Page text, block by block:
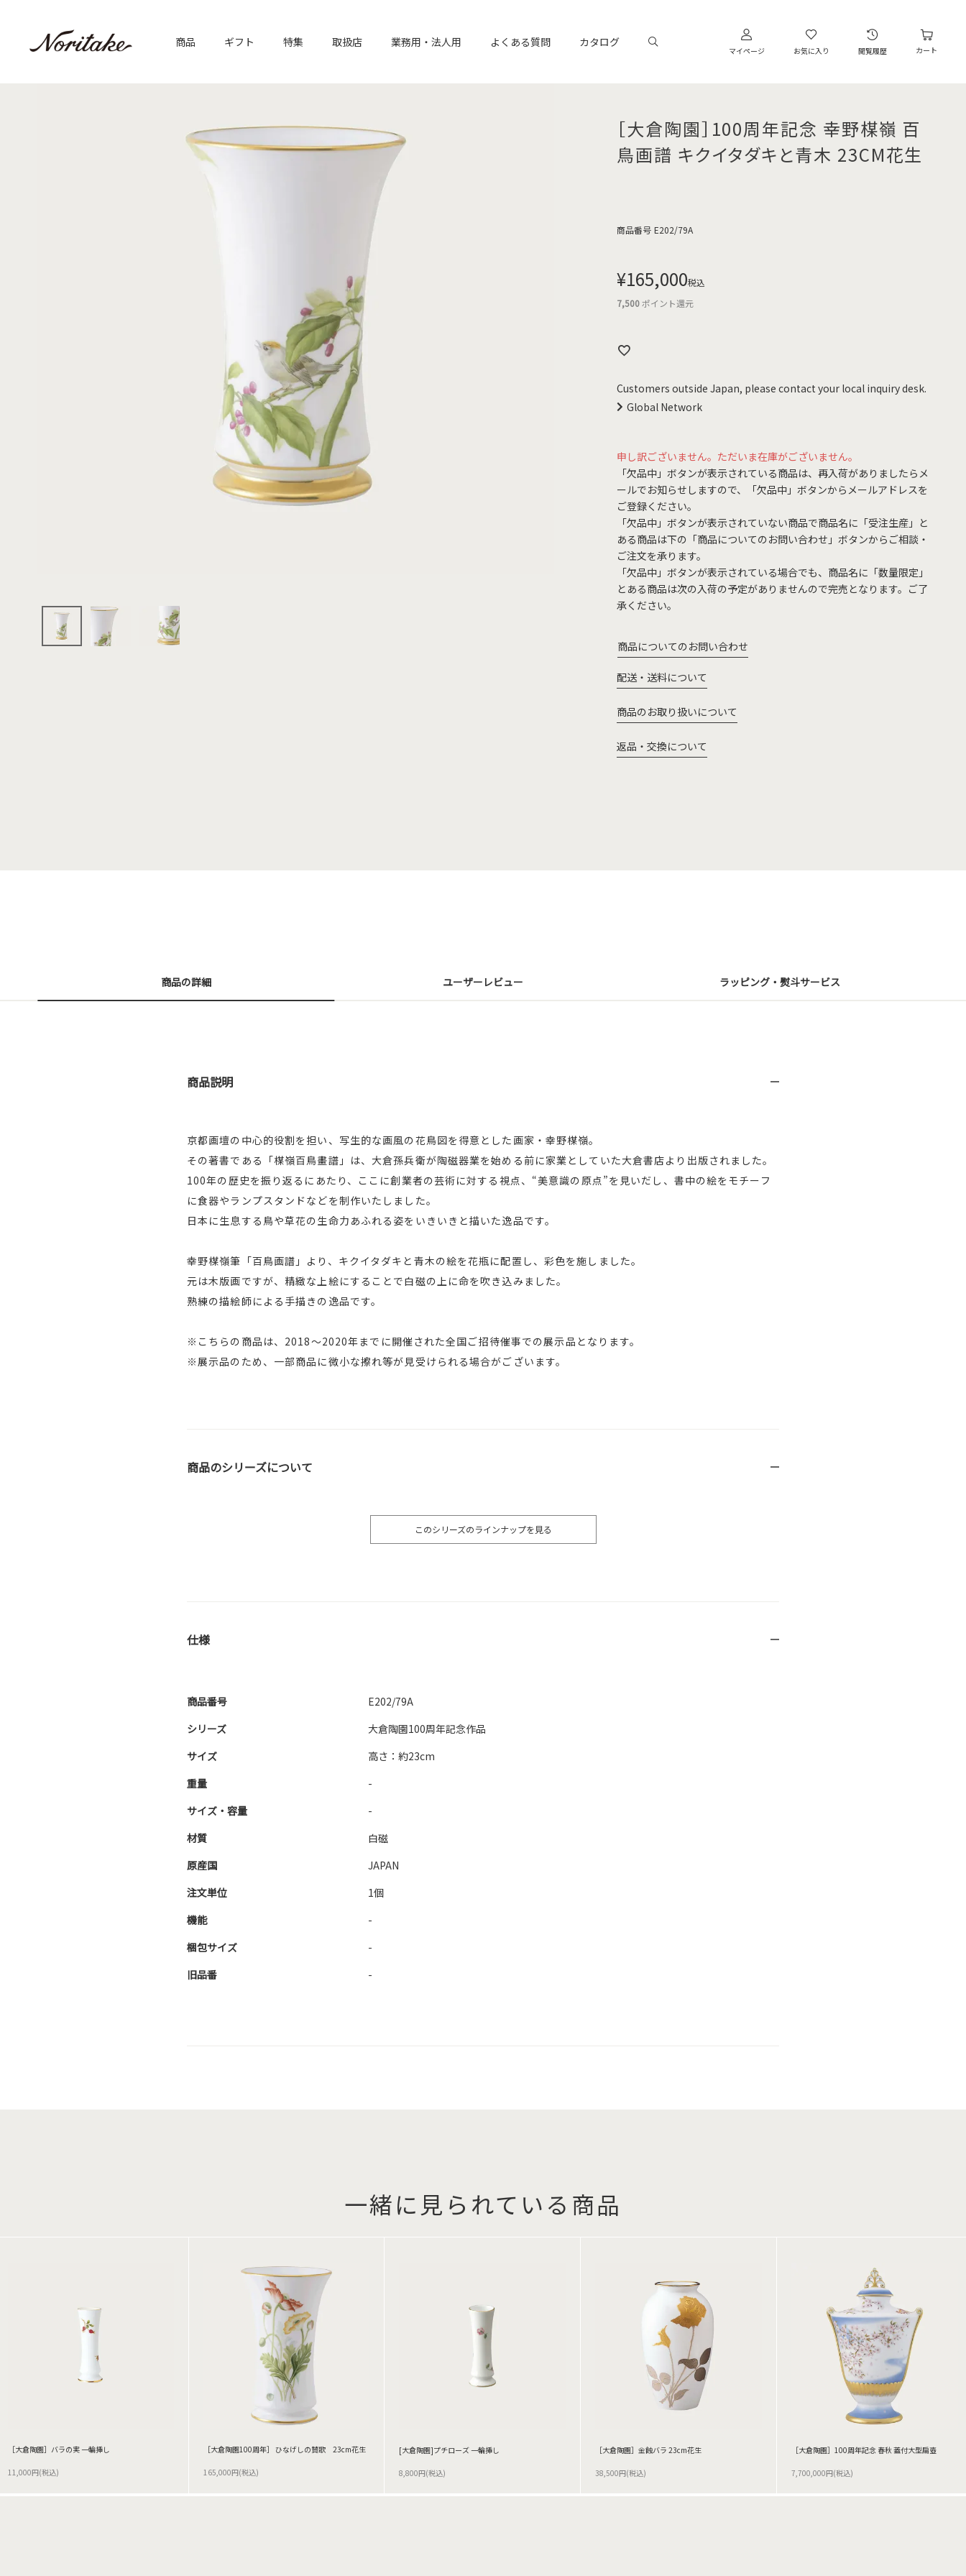
商品 ギフト 特集 取扱店 業務用・法人用 よくある質問 カタログ
マイページ お気に入り 閲覧履歴 カート
［大倉陶園］100周年記念 幸野楳嶺 百
鳥画譜 キクイタダキと青木 23CM花生
商品番号 E202/79A
¥165,000税込
7,500ポイント還元
Customers outside Japan, please contact your local inquiry desk.
Global Network
申し訳ございません。ただいま在庫がございません。
「欠品中」ボタンが表示されている商品は、再入荷がありましたらメ
ールでお知らせしますので、「欠品中」ボタンからメールアドレスを
ご登録ください。
「欠品中」ボタンが表示されていない商品で商品名に「受注生産」と
ある商品は下の「商品についてのお問い合わせ」ボタンからご相談・
ご注文を承ります。
「欠品中」ボタンが表示されている場合でも、商品名に「数量限定」
とある商品は次の入荷の予定がありませんので完売となります。ご了
承ください。
商品についてのお問い合わせ
配送・送料について
商品のお取り扱いについて
返品・交換について
商品の詳細 ユーザーレビュー ラッピング・熨斗サービス
商品説明
京都画壇の中心的役割を担い、写生的な画風の花鳥図を得意とした画家・幸野楳嶺。
その著書である「楳嶺百鳥畫譜」は、大倉孫兵衛が陶磁器業を始める前に家業としていた大倉書店より出版されました。
100年の歴史を振り返るにあたり、ここに創業者の芸術に対する視点、“美意識の原点”を見いだし、書中の絵をモチーフ
に食器やランプスタンドなどを制作いたしました。
日本に生息する鳥や草花の生命力あふれる姿をいきいきと描いた逸品です。
幸野楳嶺筆「百鳥画譜」より、キクイタダキと青木の絵を花瓶に配置し、彩色を施しました。
元は木版画ですが、精緻な上絵にすることで白磁の上に命を吹き込みました。
熟練の描絵師による手描きの逸品です。
※こちらの商品は、2018～2020年までに開催された全国ご招待催事での展示品となります。
※展示品のため、一部商品に微小な擦れ等が見受けられる場合がございます。
商品のシリーズについて
このシリーズのラインナップを見る
仕様
商品番号
E202/79A
シリーズ
大倉陶園100周年記念作品
サイズ
高さ：約23cm
重量
-
サイズ・容量
-
材質
白磁
原産国
JAPAN
注文単位
1個
機能
-
梱包サイズ
-
旧品番
-
一緒に見られている商品
［大倉陶園］バラの実 一輪挿し
11,000円(税込)
［大倉陶園100周年］ ひなげしの賛歌 23cm花生
165,000円(税込)
[大倉陶園]プチローズ 一輪挿し
8,800円(税込)
［大倉陶園］金蝕バラ 23cm花生
38,500円(税込)
［大倉陶園］100周年記念 春秋 蓋付大型扁壺
7,700,000円(税込)